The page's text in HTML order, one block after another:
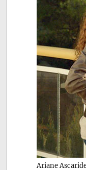
Ariane